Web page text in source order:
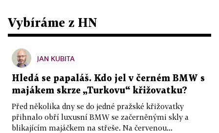
Vybíráme z HN
JAN KUBITA
Hledá se papaláš. Kdo jel v černém BMW s
majákem skrze „Turkovu“ křižovatku?
Před několika dny se do jedné pražské křižovatky
přihnalo obří luxusní BMW se začerněnými skly a
blikajícím majáčkem na střeše. Na červenou...